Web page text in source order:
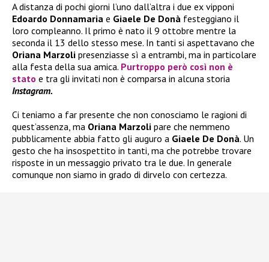
A distanza di pochi giorni l’uno dall’altra i due ex vipponi
Edoardo Donnamaria e Giaele De Donà festeggiano il
loro compleanno. Il primo è nato il 9 ottobre mentre la
seconda il 13 dello stesso mese. In tanti si aspettavano che
Oriana Marzoli presenziasse sì a entrambi, ma in particolare
alla festa della sua amica. Purtroppo però così non è
stato e tra gli invitati non è comparsa in alcuna storia
Instagram.
Ci teniamo a far presente che non conosciamo le ragioni di
quest’assenza, ma Oriana Marzoli pare che nemmeno
pubblicamente abbia fatto gli auguro a Giaele De Donà. Un
gesto che ha insospettito in tanti, ma che potrebbe trovare
risposte in un messaggio privato tra le due. In generale
comunque non siamo in grado di dirvelo con certezza.